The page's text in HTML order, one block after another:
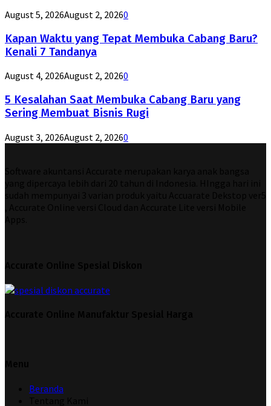
August 5, 2026August 2, 20260
Kapan Waktu yang Tepat Membuka Cabang Baru?
Kenali 7 Tandanya
August 4, 2026August 2, 20260
5 Kesalahan Saat Membuka Cabang Baru yang
Sering Membuat Bisnis Rugi
August 3, 2026August 2, 20260
Beranda